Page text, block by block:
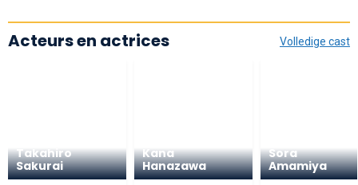
Volledige cast
Acteurs en actrices
Takahiro
Sakurai
Kana
Hanazawa
Sora
Amamiya